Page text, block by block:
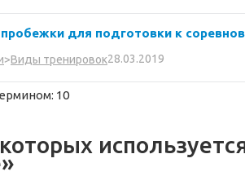
для подготовки к
>Виды тренировок28.03.2019
10